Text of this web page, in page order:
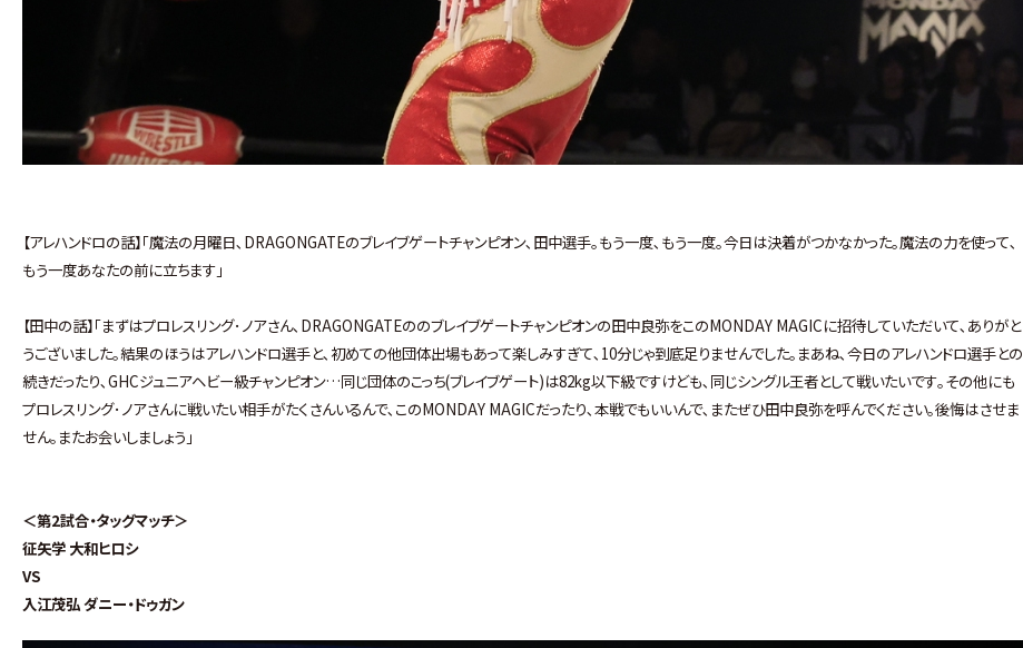
【アレハンドロの話】｢魔法の月曜日､DRAGONGATEのブレイブゲートチャンピオン､田中選手｡もう一度､もう一度｡今日は決着がつかなかった｡魔法の力を使って､
もう一度あなたの前に立ちます｣
【田中の話】｢まずはプロレスリング･ノアさん､DRAGONGATEののブレイブゲートチャンピオンの田中良弥をこのMONDAY MAGICに招待していただいて､ありがと
うございました｡結果のほうはアレハンドロ選手と､初めての他団体出場もあって楽しみすぎて､10分じゃ到底足りませんでした｡まあね､今日のアレハンドロ選手との
続きだったり､GHCジュニアヘビー級チャンピオン…同じ団体のこっち(ブレイブゲート)は82kg以下級ですけども､同じシングル王者として戦いたいです｡その他にも
プロレスリング･ノアさんに戦いたい相手がたくさんいるんで､このMONDAY MAGICだったり､本戦でもいいんで､またぜひ田中良弥を呼んでください｡後悔はさせま
せん｡またお会いしましょう｣
＜第2試合・タッグマッチ＞
征矢学 大和ヒロシ
VS
入江茂弘 ダニー・ドゥガン